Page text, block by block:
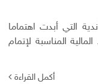
التي أبدت اهتماما
المناسبة لإتمام
أكمل القراءة